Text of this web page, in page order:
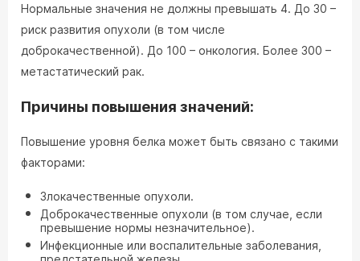
Нормальные значения не должны превышать 4. До 30 –
риск развития опухоли (в том числе
доброкачественной). До 100 – онкология. Более 300 –
метастатический рак.
Причины повышения значений:
Повышение уровня белка может быть связано с такими
факторами:
Злокачественные опухоли.
Доброкачественные опухоли (в том случае, если
превышение нормы незначительное).
Инфекционные или воспалительные заболевания,